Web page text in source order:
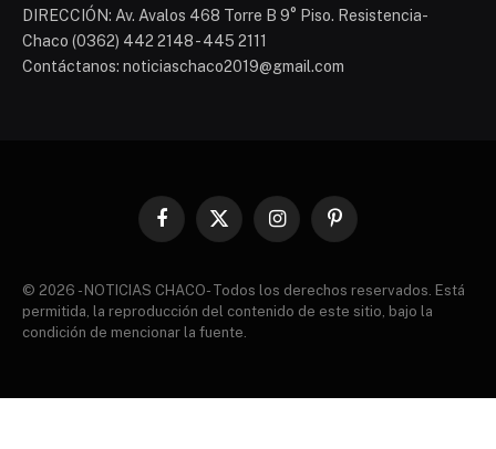
DIRECCIÓN: Av. Avalos 468 Torre B 9° Piso. Resistencia-
Chaco (0362) 442 2148 - 445 2111
Contáctanos: noticiaschaco2019@gmail.com
Facebook
X
InstagramPinterest
© 2026 - NOTICIAS CHACO- Todos los derechos reservados. Está
permitida, la reproducción del contenido de este sitio, bajo la
condición de mencionar la fuente.